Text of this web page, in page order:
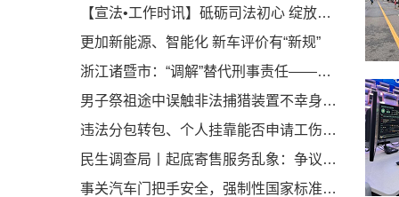
【宣法•工作时讯】砥砺司法初心 绽放法治青春——宣州法院召开青年干警座谈会
更加新能源、智能化 新车评价有“新规”
浙江诸暨市：“调解”替代刑事责任——被架空司法之重！
男子祭祖途中误触非法捕猎装置不幸身亡 重庆巫山警方通报
违法分包转包、个人挂靠能否申请工伤认定？人社部解答
民生调查局丨起底寄售服务乱象：争议的验货，隐秘的协议
事关汽车门把手安全，强制性国家标准发布！